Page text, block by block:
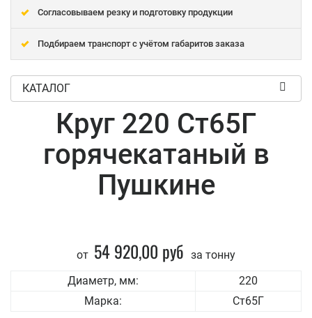
Согласовываем резку и подготовку продукции
Подбираем транспорт с учётом габаритов заказа
КАТАЛОГ
Круг 220 Ст65Г
горячекатаный в
Пушкине
от 54 920,00 руб за тонну
Диаметр, мм:
220
Марка:
Ст65Г